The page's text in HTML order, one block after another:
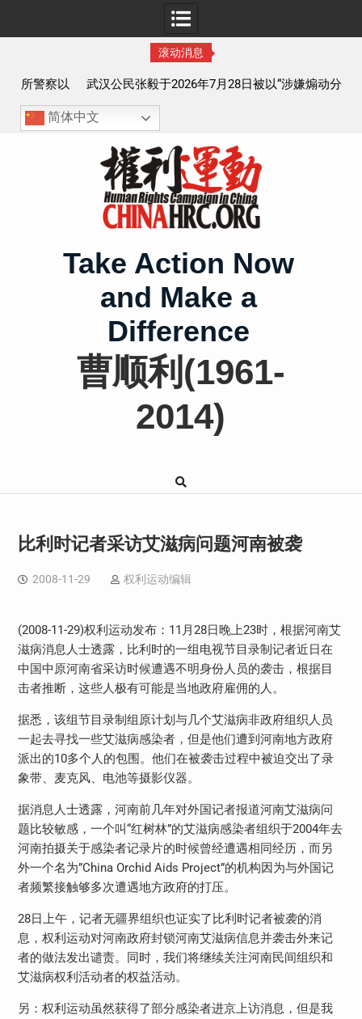
滚动消息
武汉公民张毅于2026年7月28日被以“涉嫌煽动分裂国家罪”
执行逮捕 目前羁押在拉萨市看守所
简体中文
Take Action Now
and Make a
Difference
曹顺利(1961-
2014)
比利时记者采访艾滋病问题河南被袭
2008-11-29 权利运动编辑
(2008-11-29)权利运动发布：11月28日晚上23时，根据河南艾
滋病消息人士透露，比利时的一组电视节目录制记者近日在
中国中原河南省采访时候遭遇不明身份人员的袭击，根据目
击者推断，这些人极有可能是当地政府雇佣的人。
据悉，该组节目录制组原计划与几个艾滋病非政府组织人员
一起去寻找一些艾滋病感染者，但是他们遭到河南地方政府
派出的10多个人的包围。他们在被袭击过程中被迫交出了录
象带、麦克风、电池等摄影仪器。
据消息人士透露，河南前几年对外国记者报道河南艾滋病问
题比较敏感，一个叫“红树林”的艾滋病感染者组织于2004年去
河南拍摄关于感染者记录片的时候曾经遭遇相同经历，而另
外一个名为”China Orchid Aids Project”的机构因为与外国记
者频繁接触够多次遭遇地方政府的打压。
28日上午，记者无疆界组织也证实了比利时记者被袭的消
息，权利运动对河南政府封锁河南艾滋病信息并袭击外来记
者的做法发出谴责。同时，我们将继续关注河南民间组织和
艾滋病权利活动者的权益活动。
另：权利运动虽然获得了部分感染者进京上访消息，但是我